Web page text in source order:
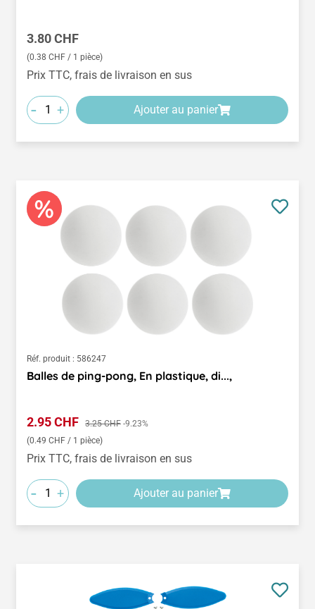
Prix régulier :
3.80 CHF
(0.38 CHF / 1 pièce)
Prix TTC, frais de livraison en sus
- + Ajouter au panier
Réf. produit : 586247
Balles de ping-pong, En plastique, di...,
Prix de vente :
2.95 CHF Prix régulier :
3.25 CHF -9.23%
(0.49 CHF / 1 pièce)
Prix TTC, frais de livraison en sus
- + Ajouter au panier